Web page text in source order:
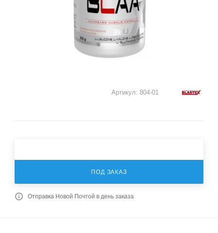
Артикул: 804-01
ПОД ЗАКАЗ
Отправка Новой Почтой в день заказа